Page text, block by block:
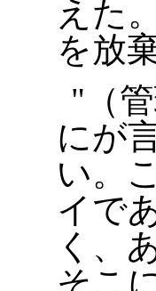
えた
を放
（
にが
い。
イで
く、
そこ